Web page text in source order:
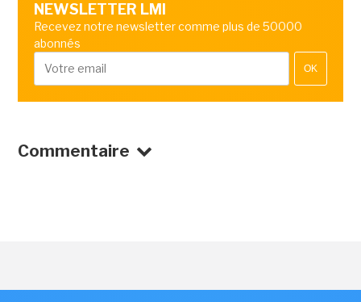
NEWSLETTER LMI
Recevez notre newsletter comme plus de 50000
abonnés
OK
Commentaire